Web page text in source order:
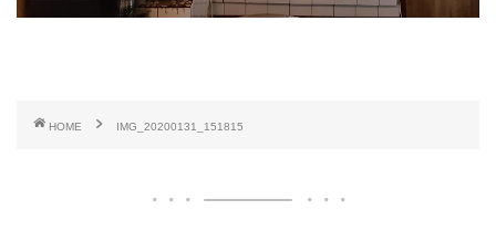
HOME IMG_20200131_151815